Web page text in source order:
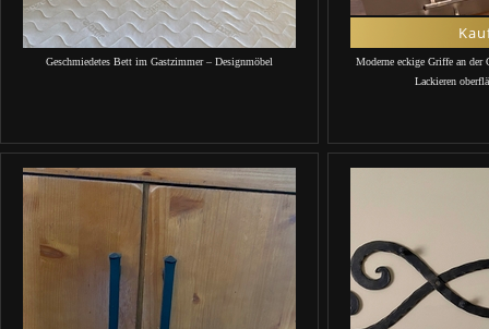
Geschmiedetes Bett im Gastzimmer – Designmöbel
Moderne eckige Griffe an der
Lackieren